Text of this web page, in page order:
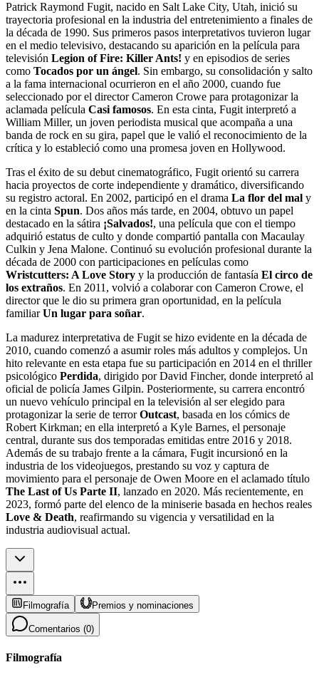
Patrick Raymond Fugit, nacido en Salt Lake City, Utah, inició su
trayectoria profesional en la industria del entretenimiento a finales de
la década de 1990. Sus primeros pasos interpretativos tuvieron lugar
en el medio televisivo, destacando su aparición en la película para
televisión Legion of Fire: Killer Ants! y en episodios de series
como Tocados por un ángel. Sin embargo, su consolidación y salto
a la fama internacional ocurrieron en el año 2000, cuando fue
seleccionado por el director Cameron Crowe para protagonizar la
aclamada película Casi famosos. En esta cinta, Fugit interpretó a
William Miller, un joven periodista musical que acompaña a una
banda de rock en su gira, papel que le valió el reconocimiento de la
crítica y lo estableció como una promesa joven en Hollywood.
Tras el éxito de su debut cinematográfico, Fugit orientó su carrera
hacia proyectos de corte independiente y dramático, diversificando
su registro actoral. En 2002, participó en el drama La flor del mal y
en la cinta Spun. Dos años más tarde, en 2004, obtuvo un papel
destacado en la sátira ¡Salvados!, una película que con el tiempo
adquirió estatus de culto y donde compartió pantalla con Macaulay
Culkin y Jena Malone. Continuó su evolución profesional durante la
década de 2000 con participaciones en películas como
Wristcutters: A Love Story y la producción de fantasía El circo de
los extraños. En 2011, volvió a colaborar con Cameron Crowe, el
director que le dio su primera gran oportunidad, en la película
familiarUn lugar para soñar.
La madurez interpretativa de Fugit se hizo evidente en la década de
2010, cuando comenzó a asumir roles más adultos y complejos. Un
hito relevante en esta etapa fue su participación en 2014 en el thriller
psicológico Perdida, dirigido por David Fincher, donde interpretó al
oficial de policía James Gilpin. Posteriormente, su carrera encontró
un nuevo vehículo principal en la televisión al ser elegido para
protagonizar la serie de terrorOutcast, basada en los cómics de
Robert Kirkman; en ella interpretó a Kyle Barnes, el personaje
central, durante sus dos temporadas emitidas entre 2016 y 2018.
Además de su trabajo frente a la cámara, Fugit incursionó en la
industria de los videojuegos, prestando su voz y captura de
movimiento para el personaje de Owen Moore en el aclamado título
The Last of Us Parte II, lanzado en 2020. Más recientemente, en
2023, formó parte del elenco de la miniserie basada en hechos reales
Love & Death, reafirmando su vigencia y versatilidad en la
industria audiovisual actual.
Filmografía Premios y nominaciones
Comentarios (0)
Filmografía